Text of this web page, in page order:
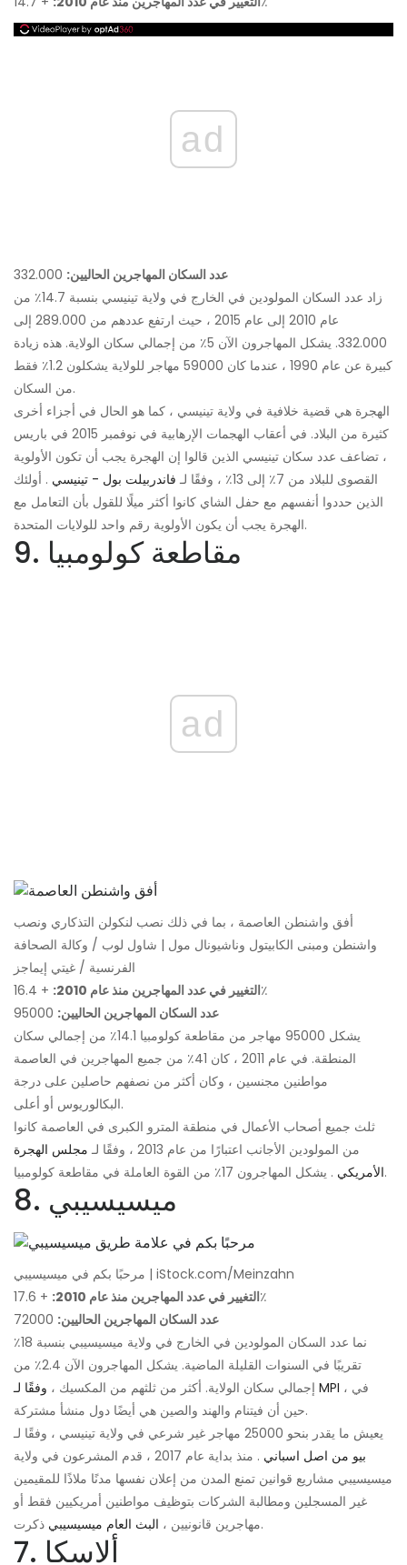
ad
عدد السكان المهاجرين الحاليين:
زاد عدد السكان المولودين في الخارج في ولاية تينيسي بنسبة 14.7٪ من
عام 2010 إلى عام 2015 ، حيث ارتفع عددهم من 289.000 إلى
332.000. يشكل المهاجرون الآن 5٪ من إجمالي سكان الولاية. هذه زيادة
كبيرة عن عام 1990 ، عندما كان 59000 مهاجر للولاية يشكلون 1.2٪ فقط
من السكان.
الهجرة هي قضية خلافية في ولاية تينيسي ، كما هو الحال في أجزاء أخرى
كثيرة من البلاد. في أعقاب الهجمات الإرهابية في نوفمبر 2015 في باريس
، تضاعف عدد سكان تينيسي الذين قالوا إن الهجرة يجب أن تكون الأولوية
القصوى للبلاد من 7٪ إلى 13٪ ، وفقًا لـ
فاندربيلت بول - تينيسي . أولئك
الذين حددوا أنفسهم مع حفل الشاي كانوا أكثر ميلًا للقول بأن التعامل مع
الهجرة يجب أن يكون الأولوية رقم واحد للولايات المتحدة.
9. مقاطعة كولومبيا
ad
أفق واشنطن العاصمة ، بما في ذلك نصب لنكولن التذكاري ونصب
واشنطن ومبنى الكابيتول وناشيونال مول | شاول لوب / وكالة الصحافة
الفرنسية / غيتي إيماجز
التغيير في عدد المهاجرين منذ عام 2010:+ 16.4٪
عدد السكان المهاجرين الحاليين:
يشكل 95000 مهاجر من مقاطعة كولومبيا 14.1٪ من إجمالي سكان
المنطقة. في عام 2011 ، كان 41٪ من جميع المهاجرين في العاصمة
مواطنين مجنسين ، وكان أكثر من نصفهم حاصلين على درجة
البكالوريوس أو أعلى.
ثلث جميع أصحاب الأعمال في منطقة المترو الكبرى في العاصمة كانوا
من المولودين الأجانب اعتبارًا من عام 2013 ، وفقًا لـ
مجلس الهجرة
الأمريكي. يشكل المهاجرون 17٪ من القوة العاملة في مقاطعة كولومبيا.
8. ميسيسيبي
مرحبًا بكم في ميسيسيبي | iStock.com/Meinzahn
التغيير في عدد المهاجرين منذ عام 2010:+ 17.6٪
عدد السكان المهاجرين الحاليين:
نما عدد السكان المولودين في الخارج في ولاية ميسيسيبي بنسبة 18٪
تقريبًا في السنوات القليلة الماضية. يشكل المهاجرون الآن 2.4٪ من
إجمالي سكان الولاية. أكثر من ثلثهم من المكسيك ، وفقًا لـ MPI ، في
حين أن فيتنام والهند والصين هي أيضًا دول منشأ مشتركة.
يعيش ما يقدر بنحو 25000 مهاجر غير شرعي في ولاية تينيسي ، وفقًا لـ
بيو من اصل اسباني
. منذ بداية عام 2017 ، قدم المشرعون في ولاية
ميسيسيبي مشاريع قوانين تمنع المدن من إعلان نفسها مدنًا ملاذًا للمقيمين
غير المسجلين ومطالبة الشركات بتوظيف مواطنين أمريكيين فقط أو
مهاجرين قانونيين ، البث العام ميسيسيبي ذكرت.
7. ألاسكا